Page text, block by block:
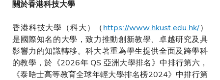
關於香港科技大學
香港科技大學（科大）（https://www.hkust.edu.hk/）
是國際知名的大學，致力推動創新教學、卓越研究及具
影響力的知識轉移。科大著重為學生提供全面及跨學科
的教學，於《2026年 QS 亞洲大學排名》中排行第六，
《泰晤士高等教育全球年輕大學排名榜2024》中排行第